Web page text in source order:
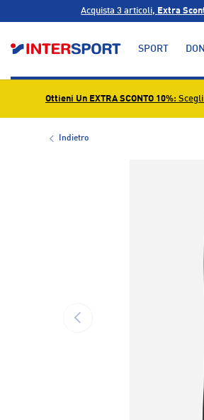
Acquista 3 articoli, Extra
SPORT
Ottieni Un EXTRA SCONTO 10%: Scegli
Indietro
INDIETRO